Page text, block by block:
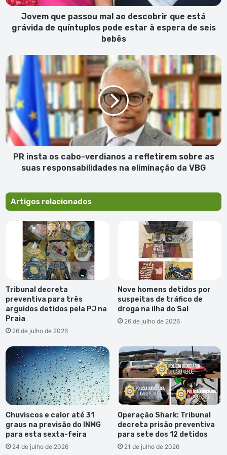
grávida
quíntuplos
à
espera
de
seis
bebês
Jovem que passou mal ao descobrir que está
grávida de quíntuplos pode estar à espera de seis
bebês
PR
insta
os
cabo-
verdianos
a
refletirem
sobre
as
suas
responsabilidades
da
VBG
PR insta os cabo-verdianos a refletirem sobre as
suas responsabilidades na eliminação da VBG
Artigos relacionados
Tribunal decreta
preventiva para três
arguidos detidos pela PJ na
Praia
26 de julho de 2026
Nove homens detidos por
suspeitas de tráfico de
droga na ilha do Sal
26 de julho de 2026
Chuviscos e calor até 31
graus na previsão do INMG
para esta sexta-feira
24 de julho de 2026
Operação Shark: Tribunal
decreta prisão preventiva
para sete dos 12 detidos
21 de julho de 2026